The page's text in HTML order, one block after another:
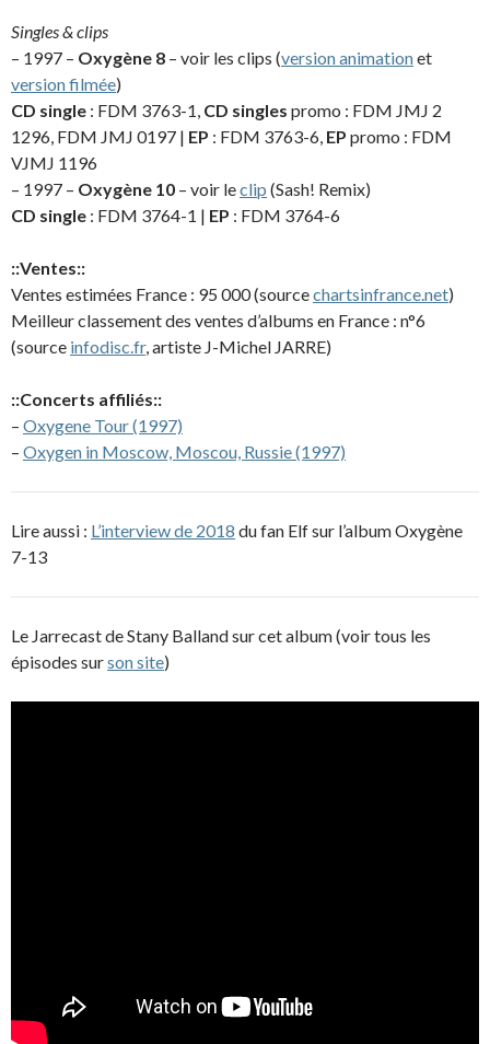
Singles & clips
– 1997 – Oxygène 8 – voir les clips (version animationet
version filmée)
CD single : FDM 3763-1, CD singles promo : FDM JMJ 2
1296, FDM JMJ 0197 | EP : FDM 3763-6, EP promo : FDM
VJMJ 1196
– 1997 – Oxygène 10 – voir leclip (Sash! Remix)
CD single : FDM 3764-1 | EP : FDM 3764-6
::Ventes::
Ventes estimées France : 95 000 (sourcechartsinfrance.net)
Meilleur classement des ventes d’albums en France : n°6
(source infodisc.fr, artiste J-Michel JARRE)
::Concerts affiliés::
– Oxygene Tour (1997)
– Oxygen in Moscow, Moscou, Russie (1997)
Lire aussi : L’interview de 2018 du fan Elf sur l’album Oxygène
7-13
Le Jarrecast de Stany Balland sur cet album (voir tous les
épisodes surson site)